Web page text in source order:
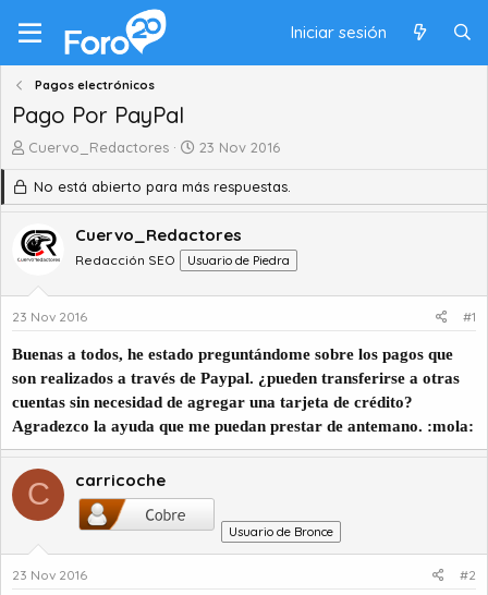
Iniciar sesión
Pagos electrónicos
Pago Por PayPal
A
o
r
d
e
a
Cuervo_Redactores
F
c
h
a
d
e
c
i
23 Nov 2016
No está abierto para más respuestas.
Cuervo_Redactores
Redacción SEO Usuario de Piedra
23 Nov 2016 #1
Buenas a todos, he estado preguntándome sobre los pagos que
son realizados a través de Paypal. ¿pueden transferirse a otras
cuentas sin necesidad de agregar una tarjeta de crédito?
Agradezco la ayuda que me puedan prestar de antemano. :mola:
C carricoche
Usuario de Bronce
23 Nov 2016 #2